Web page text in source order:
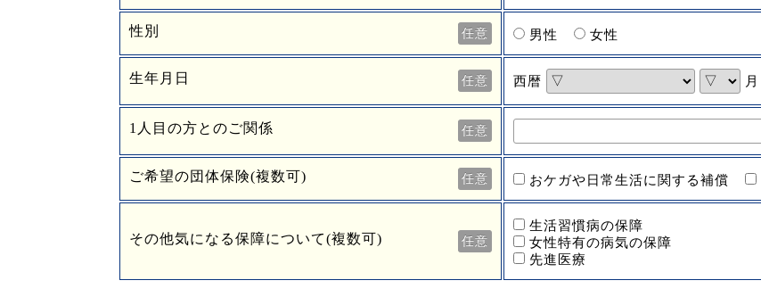
性別 任意 男性 女性
生年月日 任意 西暦 月
1人目の方とのご関係 任意
ご希望の団体保険(複数可) 任意 おケガや日常生活に関する補償
その他気になる保障について(複数可) 任意
生活習慣病の保障
女性特有の病気の保障
先進医療